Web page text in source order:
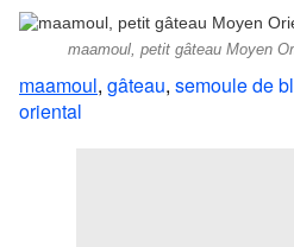
maamoul, petit gâteau Moyen
maamoul, gâteau, semoule de
oriental